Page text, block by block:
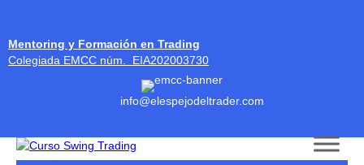
Mentoring y Formación en Trading
Colegiada EMCC núm. EIA202003730
info@elespejodeltrader.com